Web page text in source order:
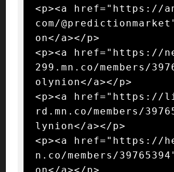
<p><a href="https://
com/
on</a></p>
<p><a href="https://
299.mn.co/members/
olynion</a></p>
<p><a href="https://
rd.mn.co/members/
lynion</a></p>
<p><a href="https://
n.co/members/
on</a></p>